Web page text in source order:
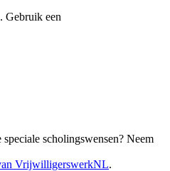
Gebruik een
scholingswensen? Neem
VrijwilligerswerkNL.